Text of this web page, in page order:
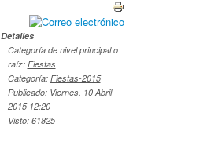
Detalles
Categoría de nivel principal o
raíz: Fiestas
Categoría: Fiestas-2015
Publicado: Viernes, 10 Abril
2015 12:20
Visto: 61825